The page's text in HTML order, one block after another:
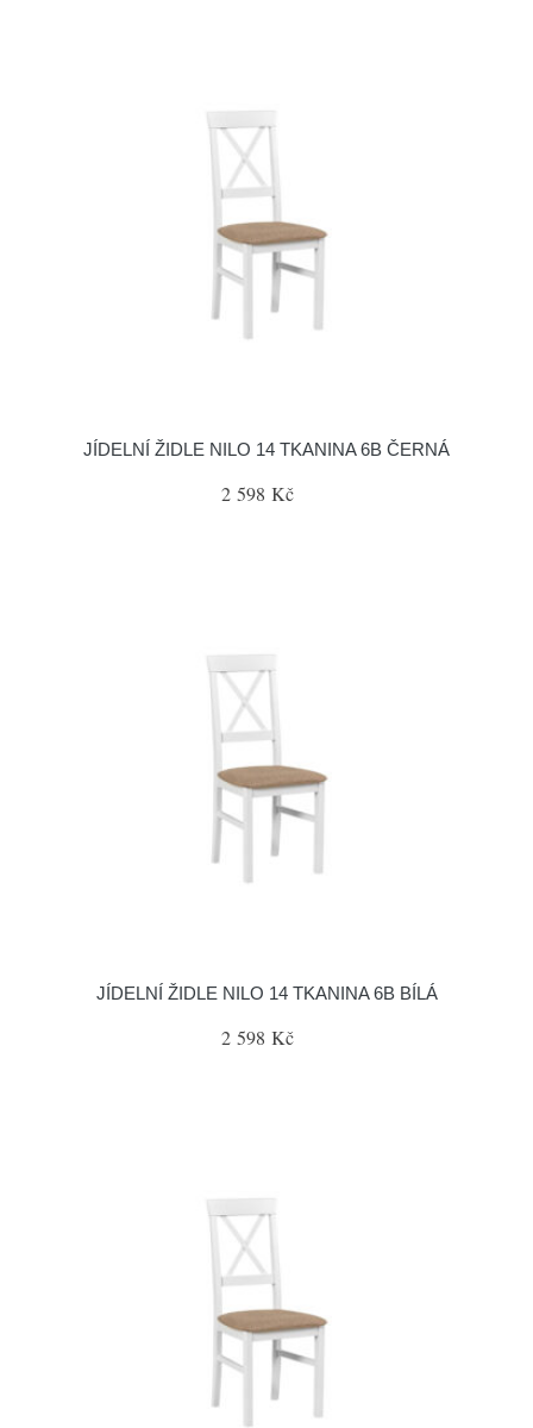
JÍDELNÍ ŽIDLE NILO 14 TKANINA 6B ČERNÁ
2 598 Kč
JÍDELNÍ ŽIDLE NILO 14 TKANINA 6B BÍLÁ
2 598 Kč